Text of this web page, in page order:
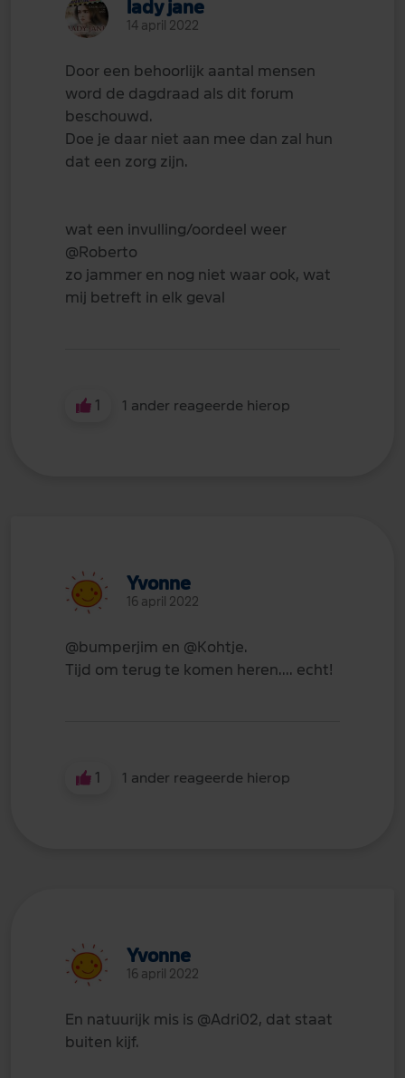
lady jane
14 april 2022
Door een behoorlijk aantal mensen
word de dagdraad als dit forum
beschouwd.
Doe je daar niet aan mee dan zal hun
dat een zorg zijn.
wat een invulling/oordeel weer
@Roberto
zo jammer en nog niet waar ook, wat
mij betreft in elk geval
1 1 ander reageerde hierop
Yvonne
16 april 2022
@bumperjim en @Kohtje.
Tijd om terug te komen heren.... echt!
1 1 ander reageerde hierop
Yvonne
16 april 2022
En natuurijk mis is @Adri02, dat staat
buiten kijf.